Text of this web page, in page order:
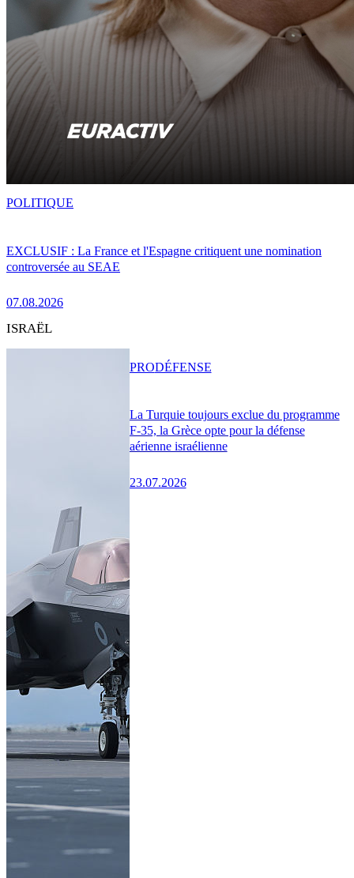
EXCLUSIF : La France et l'Espagne critiquent une nomination
controversée au SEAE
07.08.2026
POLITIQUE
ISRAËL
La Turquie toujours exclue du programme
F-35, la Grèce opte pour la défense
aérienne israélienne
23.07.2026
PRODÉFENSE